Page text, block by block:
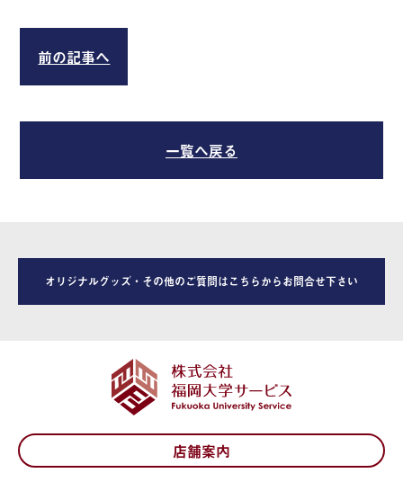
前の記事へ
一覧へ戻る
オリジナルグッズ・その他のご質問はこちらからお問合せ下さい
店舗案内